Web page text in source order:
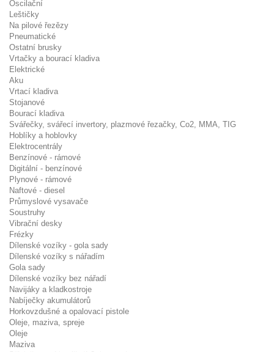
Oscilační
Leštičky
Na pilové řezězy
Pneumatické
Ostatní brusky
Vrtačky a bourací kladiva
Elektrické
Aku
Vrtací kladiva
Stojanové
Bourací kladiva
Svářečky, svářecí invertory, plazmové řezačky, Co2, MMA, TIG
Hoblíky a hoblovky
Elektrocentrály
Benzínové - rámové
Digitální - benzínové
Plynové - rámové
Naftové - diesel
Průmyslové vysavače
Soustruhy
Vibrační desky
Frézky
Dílenské vozíky - gola sady
Dílenské vozíky s nářadím
Gola sady
Dílenské vozíky bez nářadí
Navijáky a kladkostroje
Nabíječky akumulátorů
Horkovzdušné a opalovací pistole
Oleje, maziva, spreje
Oleje
Maziva